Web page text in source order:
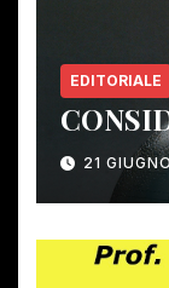
EDITORIALE
21